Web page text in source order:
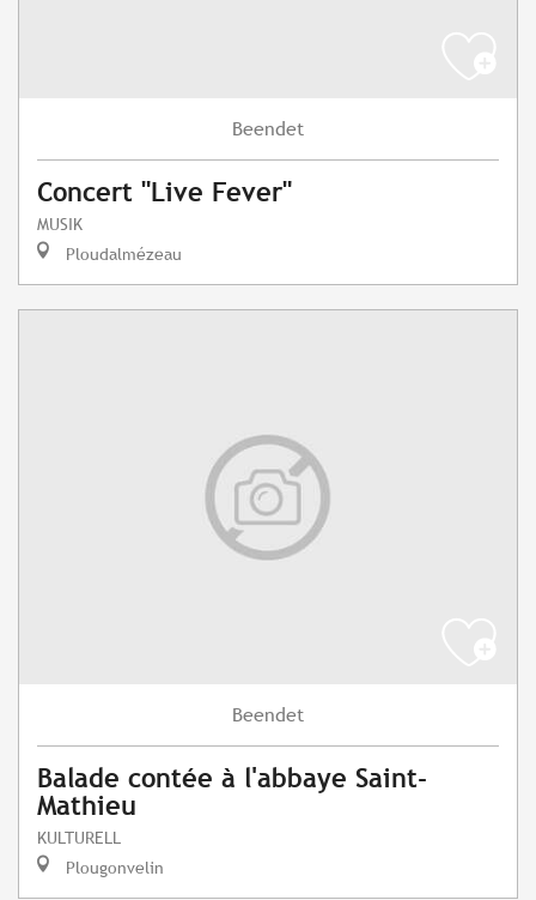
Beendet
Concert "Live Fever"
MUSIK
Ploudalmézeau
Beendet
Balade contée à l'abbaye Saint-
Mathieu
KULTURELL
Plougonvelin